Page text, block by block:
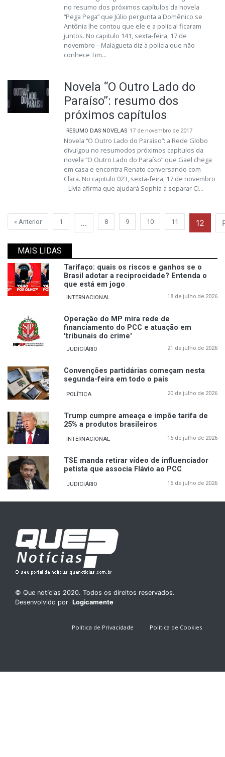
no resumo dos próximos capítulos da novela
“Pega Pega” que Júlio pergunta a Domênico se
Antônia lhe contou que ele e a policial ficaram
juntos. No capitulo 141, sexta-feira, 17 de
novembro – Malagueta diz à polícia que não
conhece Tim...
Novela “O Outro Lado do
Paraíso”: resumo dos
próximos capítulos
RESUMO DAS NOVELAS 17 de novembro de 2017
Novela “O Outro Lado do Paraíso”: a Rede Globo
divulgou no resumodos próximos capítulos da
novela “O Outro Lado do Paraíso” que Gael chega
em casa e encontra Renato conversando com
Clara. No capitulo 023, sexta-feira, 17 de novembro
– Lívia afirma que ajudará Sophia a separar Cl...
« Anterior 1 … 8 9 10 11 12
MAIS LIDAS
Tarifaço: quais os riscos e ganhos se o
Brasil adotar a reciprocidade? Entenda o
que está em jogo
INTERNACIONAL 18 de julho de 2026
Operação do MP mira rede de
financiamento do PCC e atuação em
'tribunais do crime'
JUDICIÁRIO 21 de julho de 2026
Convenções partidárias começam nesta
segunda-feira em todo o país
POLÍTICA 20 de julho de 2026
Trump cumpre ameaça e impõe tarifa de
25% a produtos brasileiros
INTERNACIONAL 16 de julho de 2026
TSE manda retirar vídeo de influenciador
petista que associa Flávio ao PCC
JUDICIÁRIO 16 de julho de 2026
© Que notícias 2020. Todos os direitos reservados.
Desenvolvido por Logicamente
Política de Privacidade Política de Cookies